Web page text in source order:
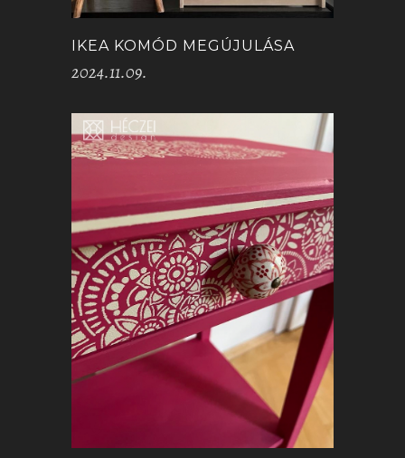
IKEA KOMÓD MEGÚJULÁSA
2024.11.09.